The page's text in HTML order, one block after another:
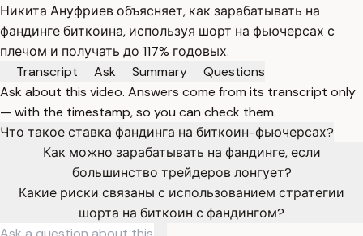
Никита Ануфриев объясняет, как зарабатывать на
фандинге биткоина, используя шорт на фьючерсах с
плечом и получать до 117% годовых.
Transcript
Ask Summary
Questions
Ask about this video. Answers come from its transcript only
— with the timestamp, so you can check them.
Что такое ставка фандинга на биткоин-фьючерсах?
Как можно зарабатывать на фандинге, если
большинство трейдеров лонгует?
Какие риски связаны с использованием стратегии
шорта на биткоин с фандингом?